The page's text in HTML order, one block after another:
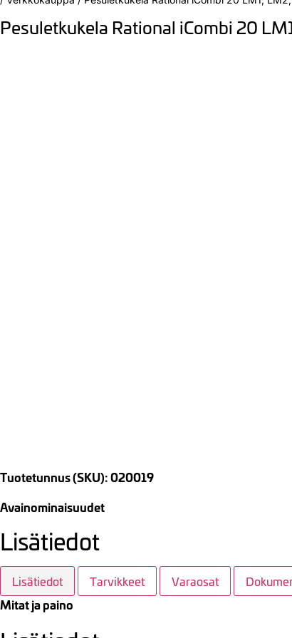
Pesuletkukela Rational iCombi 20
Tuotetunnus (SKU): 020019
Avainominaisuudet
Lisätiedot
Lisätiedot Tarvikkeet Varaosat
Mitat ja paino